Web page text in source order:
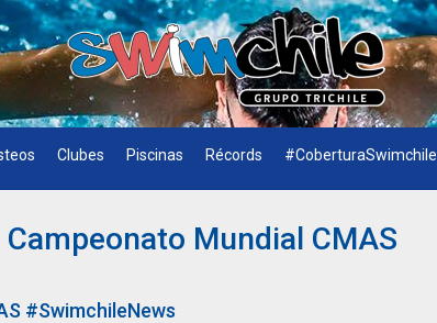
Clubes Piscinas Récords #CoberturaSwimchile
Mundial CMAS
#SwimchileNews